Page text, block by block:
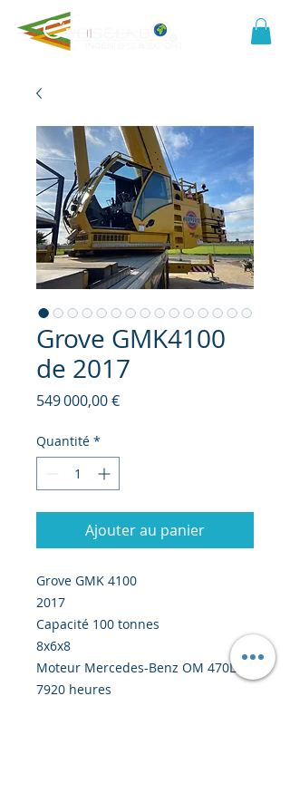
Grove GMK4100
de 2017
549 000,00 €Prix
Quantité *
Ajouter au panier
Grove GMK 4100
2017
Capacité 100 tonnes
8x6x8
Moteur Mercedes-Benz OM 470LA
7920 heures